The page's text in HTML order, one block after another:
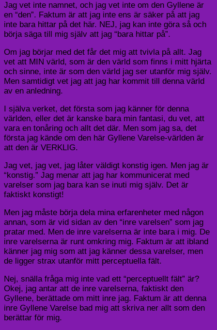
Jag vet inte namnet, och jag vet inte om den Gyllene är
en “den”. Faktum är att jag inte ens är säker på att jag
inte bara hittar på det här. NEJ, jag kan inte göra så och
börja säga till mig själv att jag “bara hittar på”.
Om jag börjar med det får det mig att tvivla på allt. Jag
vet att MIN värld, som är den värld som finns i mitt hjärta
och sinne, inte är som den värld jag ser utanför mig själv.
Men samtidigt vet jag att jag har kommit till denna värld
av en anledning.
I själva verket, det första som jag känner för denna
världen, eller det är kanske bara min fantasi, du vet, att
vara en tonåring och allt det där. Men som jag sa, det
första jag kände om den här Gyllene Varelse-världen är
att den är VERKLIG.
Jag vet, jag vet, jag låter väldigt konstig igen. Men jag är
“konstig.” Jag menar att jag har kommunicerat med
varelser som jag bara kan se inuti mig själv. Det är
faktiskt konstigt!
Men jag måste börja dela mina erfarenheter med någon
annan, som är vid sidan av den “inre varelsen” som jag
pratar med. Men de inre varelserna är inte bara i mig. De
inre varelserna är runt omkring mig. Faktum är att ibland
känner jag mig som att jag känner dessa varelser, men
de ligger strax utanför mitt perceptuella fält.
Nej, snälla fråga mig inte vad ett “perceptuellt fält” är?
Okej, jag antar att de inre varelserna, faktiskt den
Gyllene, berättade om mitt inre jag. Faktum är att denna
inre Gyllene Varelse bad mig att skriva ner allt som den
berättar för mig.